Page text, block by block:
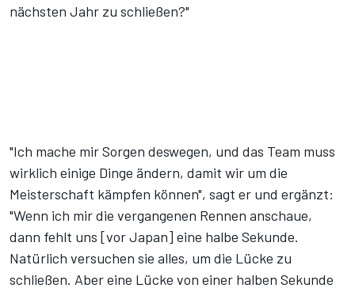
nächsten Jahr zu schließen?"
"Ich mache mir Sorgen deswegen, und das Team muss
wirklich einige Dinge ändern, damit wir um die
Meisterschaft kämpfen können", sagt er und ergänzt:
"Wenn ich mir die vergangenen Rennen anschaue,
dann fehlt uns [vor Japan] eine halbe Sekunde.
Natürlich versuchen sie alles, um die Lücke zu
schließen. Aber eine Lücke von einer halben Sekunde